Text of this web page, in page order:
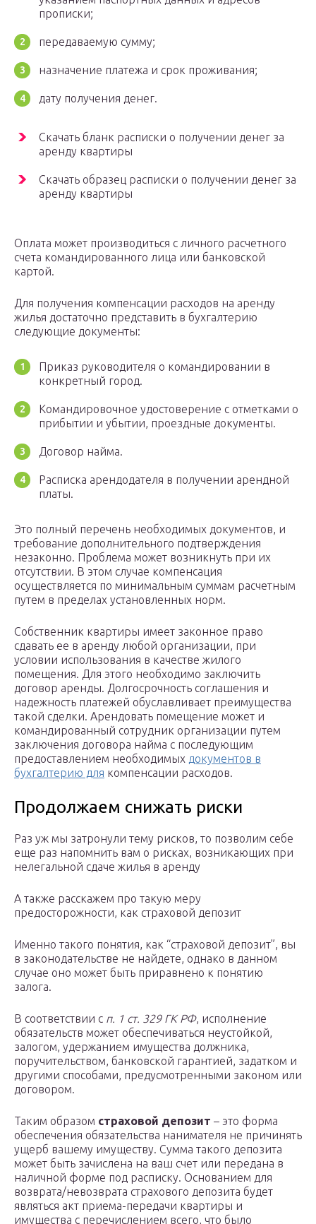
прописки;
передаваемую сумму;
назначение платежа и срок проживания;
дату получения денег.
Скачать бланк расписки о получении денег за
аренду квартиры
Скачать образец расписки о получении денег за
аренду квартиры
Оплата может производиться с личного расчетного
счета командированного лица или банковской
картой.
Для получения компенсации расходов на аренду
жилья достаточно представить в бухгалтерию
следующие документы:
Приказ руководителя о командировании в
конкретный город.
Командировочное удостоверение с отметками о
прибытии и убытии, проездные документы.
Договор найма.
Расписка арендодателя в получении арендной
платы.
Это полный перечень необходимых документов, и
требование дополнительного подтверждения
незаконно. Проблема может возникнуть при их
отсутствии. В этом случае компенсация
осуществляется по минимальным суммам расчетным
путем в пределах установленных норм.
Собственник квартиры имеет законное право
сдавать ее в аренду любой организации, при
условии использования в качестве жилого
помещения. Для этого необходимо заключить
договор аренды. Долгосрочность соглашения и
надежность платежей обуславливает преимущества
такой сделки. Арендовать помещение может и
командированный сотрудник организации путем
заключения договора найма с последующим
предоставлением необходимых документов в
бухгалтерию для компенсации расходов.
Продолжаем снижать риски
Раз уж мы затронули тему рисков, то позволим себе
еще раз напомнить вам о рисках, возникающих при
нелегальной сдаче жилья в аренду
А также расскажем про такую меру
предосторожности, как страховой депозит
Именно такого понятия, как “страховой депозит”, вы
в законодательстве не найдете, однако в данном
случае оно может быть приравнено к понятию
залога.
В соответствии с п. 1 ст. 329 ГК РФ, исполнение
обязательств может обеспечиваться неустойкой,
залогом, удержанием имущества должника,
поручительством, банковской гарантией, задатком и
другими способами, предусмотренными законом или
договором.
Таким образом страховой депозит – это форма
обеспечения обязательства нанимателя не причинять
ущерб вашему имуществу. Сумма такого депозита
может быть зачислена на ваш счет или передана в
наличной форме под расписку. Основанием для
возврата/невозврата страхового депозита будет
являться акт приема-передачи квартиры и
имущества с перечислением всего, что было